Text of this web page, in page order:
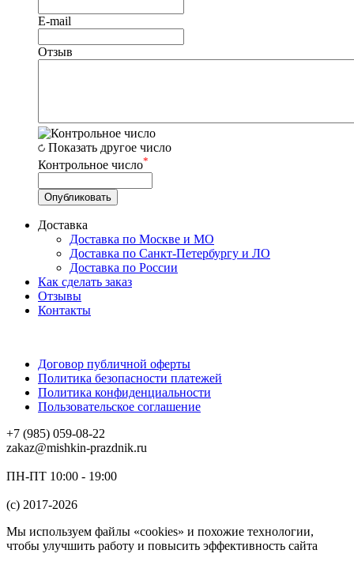
E-mail
Отзыв
Показать другое число
Контрольное число*
Доставка
Доставка по Москве и МО
Доставка по Санкт-Петербургу и ЛО
Доставка по России
Как сделать заказ
Отзывы
Контакты
Договор публичной оферты
Политика безопасности платежей
Политика конфиденциальности
Пользовательское соглашение
+7 (985) 059-08-22
zakaz@mishkin-prazdnik.ru
ПН-ПТ 10:00 - 19:00
(c) 2017-2026
Мы используем файлы «cookies» и похожие технологии,
чтобы улучшить работу и повысить эффективность сайта